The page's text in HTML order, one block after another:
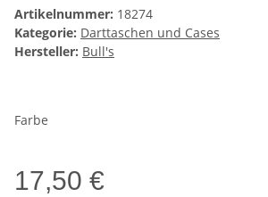
Artikelnummer: 18274
Kategorie: Darttaschen und Cases
Hersteller: Bull's
Farbe
17,50 €